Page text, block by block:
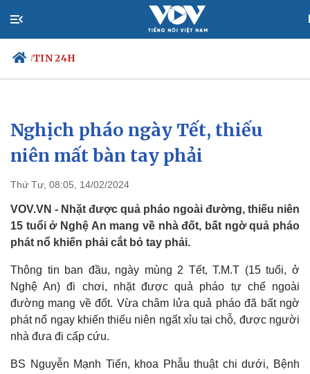
/TIN 24H
Chính trị
Đảng
Tổ chức nhân sự
Nhận diện sự thật
Xã hội
Tin 24h
Dự báo thời tiết
Việc làm
Biển đảo
Nghịch pháo ngày Tết, thiếu
niên mất bàn tay phải
Thứ Tư, 08:05, 14/02/2024
VOV.VN - Nhặt được quả pháo ngoài đường, thiếu niên
15 tuổi ở Nghệ An mang về nhà đốt, bất ngờ quả pháo
phát nổ khiến phải cắt bỏ tay phải.
Thông tin ban đầu, ngày mùng 2 Tết, T.M.T (15 tuổi, ở
Nghệ An) đi chơi, nhặt được quả pháo tự chế ngoài
đường mang về đốt. Vừa châm lửa quả pháo đã bất ngờ
phát nổ ngay khiến thiếu niên ngất xỉu tại chỗ, được người
nhà đưa đi cấp cứu.
BS Nguyễn Mạnh Tiến, khoa Phẫu thuật chi dưới, Bệnh